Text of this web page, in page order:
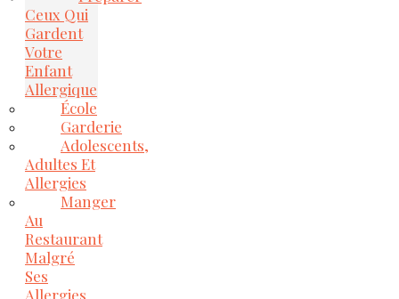
Ceux Qui
Gardent
Votre
Enfant
Allergique
École
Garderie
Adolescents,
Adultes Et
Allergies
Manger
Au
Restaurant
Malgré
Ses
Allergies